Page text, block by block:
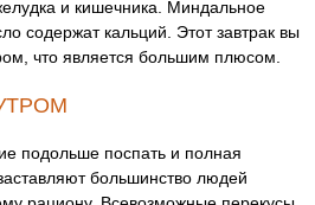
и кишечника. Миндальное
содержат кальций. Этот завтрак вы
что является большим плюсом.
подольше поспать и полная
большинство людей